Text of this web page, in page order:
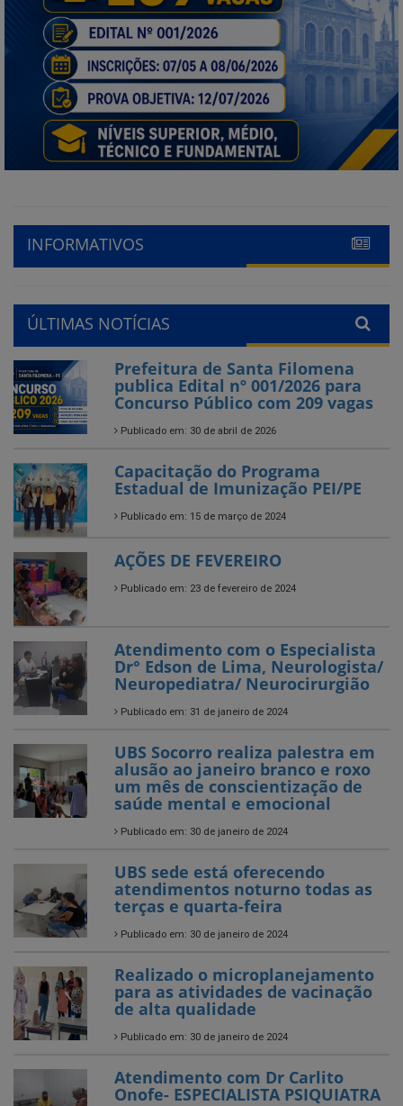
INFORMATIVOS
ÚLTIMAS NOTÍCIAS
Prefeitura de Santa Filomena
publica Edital nº 001/2026 para
Concurso Público com 209 vagas
Publicado em: 30 de abril de 2026
Capacitação do Programa
Estadual de Imunização PEI/PE
Publicado em: 15 de março de 2024
AÇÕES DE FEVEREIRO
Publicado em: 23 de fevereiro de 2024
Atendimento com o Especialista
Dr° Edson de Lima, Neurologista/
Neuropediatra/ Neurocirurgião
Publicado em: 31 de janeiro de 2024
UBS Socorro realiza palestra em
alusão ao janeiro branco e roxo
um mês de conscientização de
saúde mental e emocional
Publicado em: 30 de janeiro de 2024
UBS sede está oferecendo
atendimentos noturno todas as
terças e quarta-feira
Publicado em: 30 de janeiro de 2024
Realizado o microplanejamento
para as atividades de vacinação
de alta qualidade
Publicado em: 30 de janeiro de 2024
Atendimento com Dr Carlito
Onofe- ESPECIALISTA PSIQUIATRA